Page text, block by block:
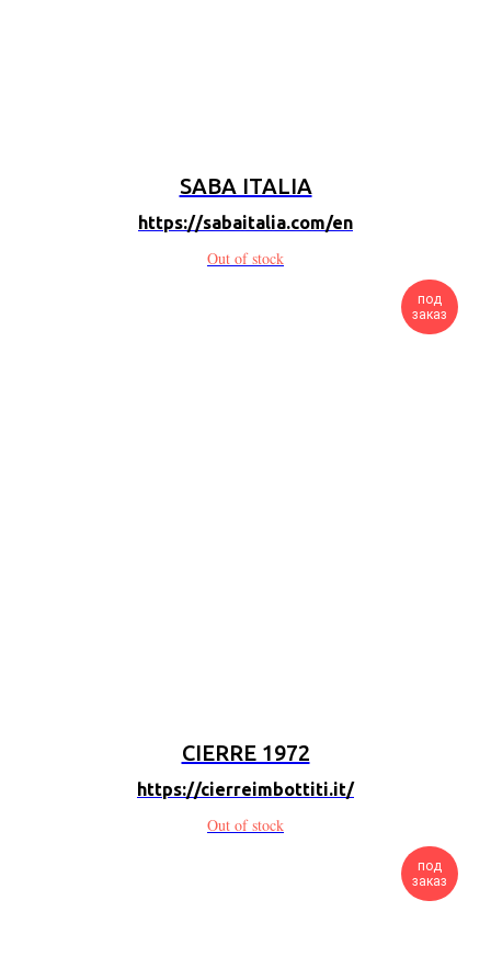
SABA ITALIA
https://sabaitalia.com/en
Out of stock
под
заказ
CIERRE 1972
https://cierreimbottiti.it/
Out of stock
под
заказ